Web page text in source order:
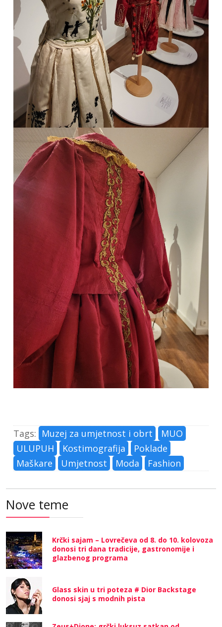
Tags: Muzej za umjetnost i obrt
MUO
ULUPUH
Kostimografija
Poklade
Maškare
Umjetnost Moda Fashion
Nove teme
Krčki sajam – Lovrečeva od 8. do 10. kolovoza
donosi tri dana tradicije, gastronomije i
glazbenog programa
Glass skin u tri poteza # Dior Backstage
donosi sjaj s modnih pista